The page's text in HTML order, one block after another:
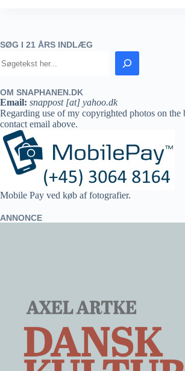
SØG I 21 ÅRS INDLÆG
OM SNAPHANEN.DK
Email: snappost [at] yahoo.dk
Regarding use of my copyrighted photos on the
contact email above.
Mobile Pay ved køb af fotografier.
ANNONCE